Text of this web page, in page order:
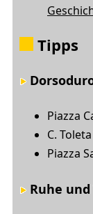
Tipps
Piazza
C. Toleta
Piazza
Ruhe und